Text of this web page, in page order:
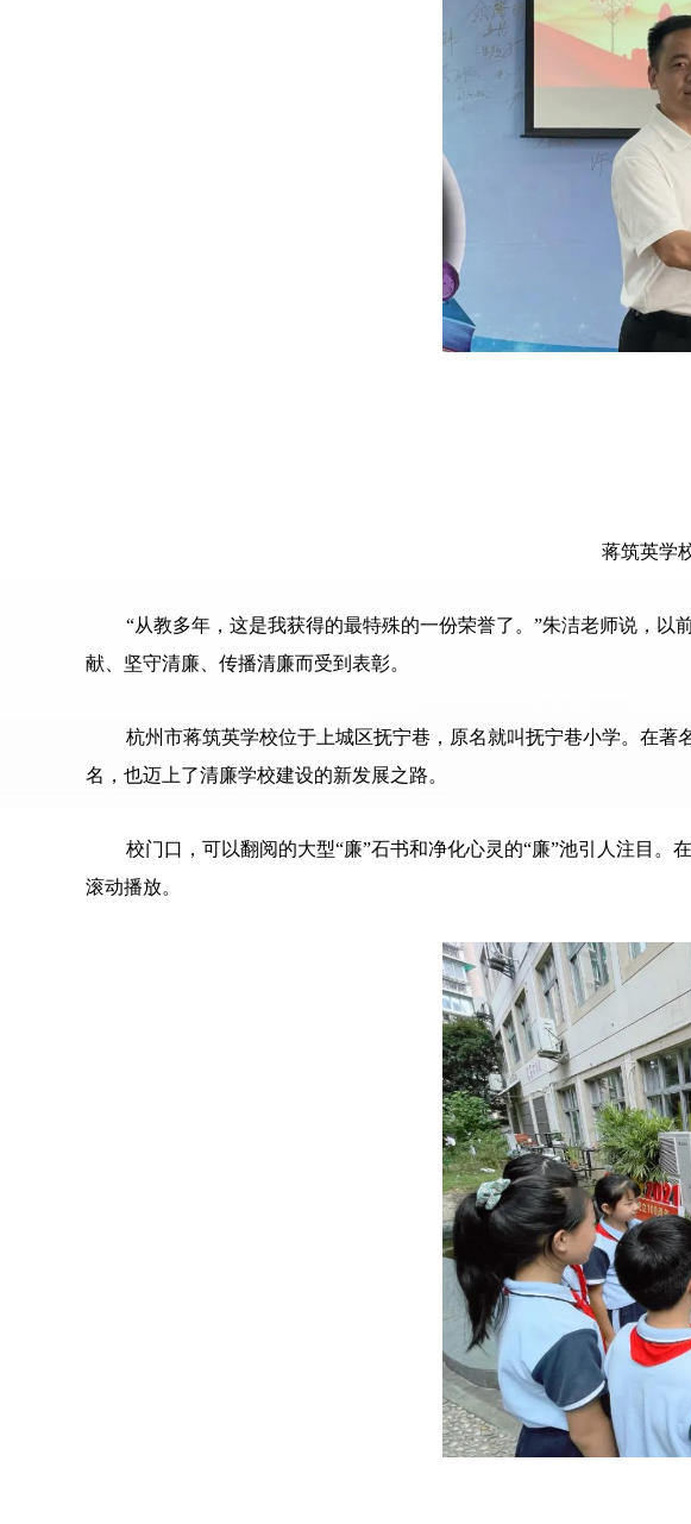
蒋筑英学
“从教多年，这是我获得的最特殊的一份荣誉了。”朱洁老师说，
献、坚守清廉、传播清廉而受到表彰。
杭州市蒋筑英学校位于上城区抚宁巷，原名就叫抚宁巷小学。在
名，也迈上了清廉学校建设的新发展之路。
校门口，可以翻阅的大型“廉”石书和净化心灵的“廉”池引人注目。
滚动播放。